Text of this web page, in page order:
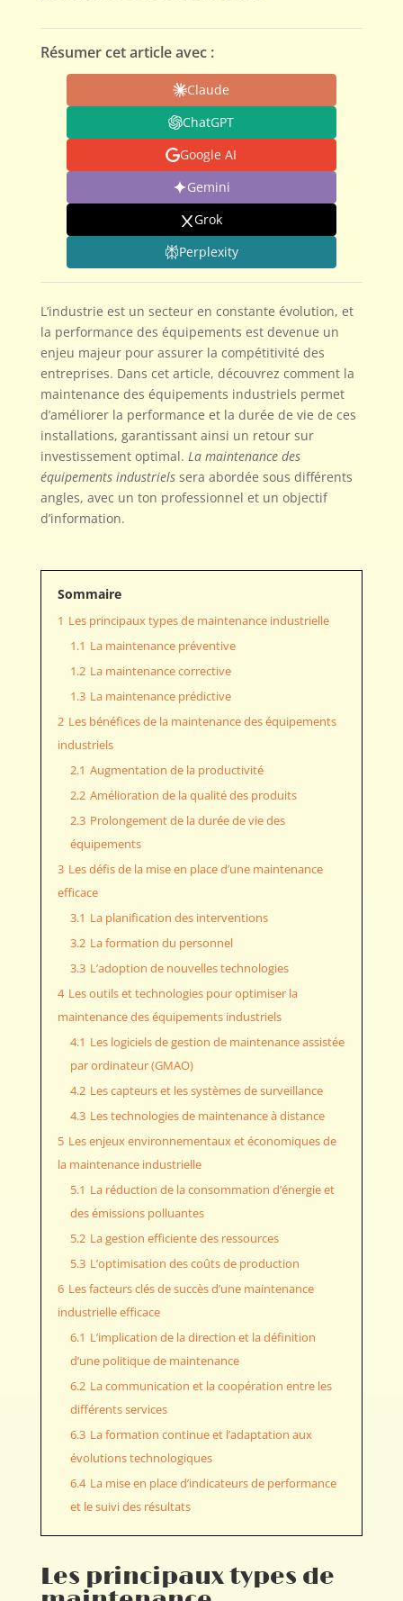
Résumer cet article avec :
Claude
ChatGPT
Google AI
Gemini
Grok
Perplexity
L’industrie est un secteur en constante évolution, et
la performance des équipements est devenue un
enjeu majeur pour assurer la compétitivité des
entreprises. Dans cet article, découvrez comment la
maintenance des équipements industriels permet
d’améliorer la performance et la durée de vie de ces
installations, garantissant ainsi un retour sur
investissement optimal. La maintenance des
équipements industrielssera abordée sous différents
angles, avec un ton professionnel et un objectif
d’information.
Sommaire
1 Les principaux types de maintenance industrielle
1.1 La maintenance préventive
1.2 La maintenance corrective
1.3 La maintenance prédictive
2 Les bénéfices de la maintenance des équipements
industriels
2.1 Augmentation de la productivité
2.2 Amélioration de la qualité des produits
2.3 Prolongement de la durée de vie des
équipements
3 Les défis de la mise en place d’une maintenance
efficace
3.1 La planification des interventions
3.2 La formation du personnel
3.3 L’adoption de nouvelles technologies
4 Les outils et technologies pour optimiser la
maintenance des équipements industriels
4.1 Les logiciels de gestion de maintenance assistée
par ordinateur (GMAO)
4.2 Les capteurs et les systèmes de surveillance
4.3 Les technologies de maintenance à distance
5 Les enjeux environnementaux et économiques de
la maintenance industrielle
5.1 La réduction de la consommation d’énergie et
des émissions polluantes
5.2 La gestion efficiente des ressources
5.3 L’optimisation des coûts de production
6 Les facteurs clés de succès d’une maintenance
industrielle efficace
6.1 L’implication de la direction et la définition
d’une politique de maintenance
6.2 La communication et la coopération entre les
différents services
6.3 La formation continue et l’adaptation aux
évolutions technologiques
6.4 La mise en place d’indicateurs de performance
et le suivi des résultats
Les principaux types de